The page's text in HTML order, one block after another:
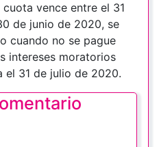
vence entre el 31
de junio de 2020, se
cuando no se pague
intereses moratorios
el 31 de julio de 2020.